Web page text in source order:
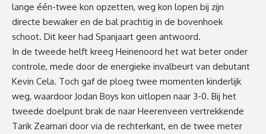
lange één-twee kon opzetten, weg kon lopen bij zijn
directe bewaker en de bal prachtig in de bovenhoek
schoot. Dit keer had Spanjaart geen antwoord.
In de tweede helft kreeg Heinenoord het wat beter onder
controle, mede door de energieke invalbeurt van debutant
Kevin Cela. Toch gaf de ploeg twee momenten kinderlijk
weg, waardoor Jodan Boys kon uitlopen naar 3-0. Bij het
tweede doelpunt brak de naar Heerenveen vertrekkende
Tarik Zeamari door via de rechterkant, en de twee meter